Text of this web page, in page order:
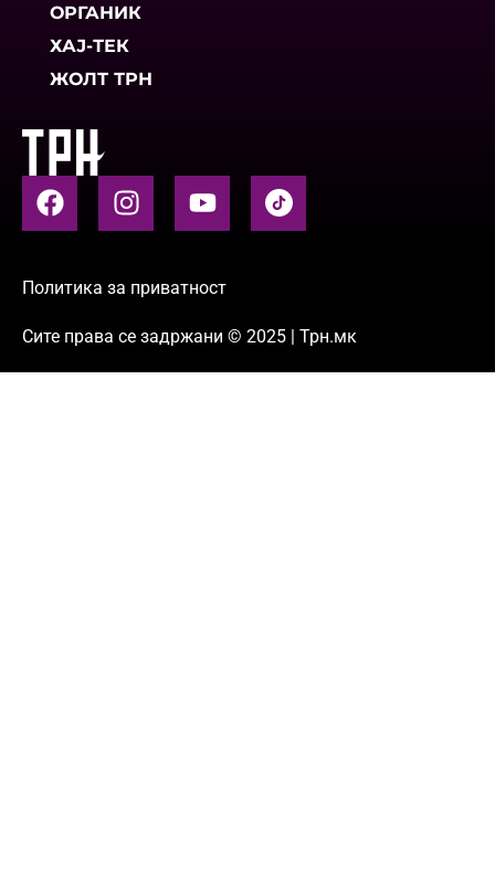
ОРГАНИК
ХАЈ-ТЕК
ЖОЛТ ТРН
Политика за приватност
Сите права се задржани © 2025 | Трн.мк